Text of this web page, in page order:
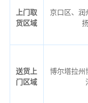
上门取
货区域
京口区、润
送货上
门区域
博尔塔拉州